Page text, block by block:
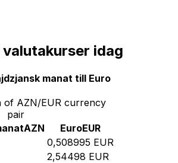
valutakurser idag
manat till Euro
of AZN/EUR currency
pair
AZN EuroEUR
0,508995 EUR
2,54498 EUR